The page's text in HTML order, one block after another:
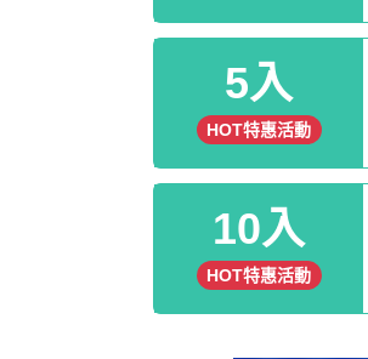
5入
HOT特惠活動
10入
HOT特惠活動